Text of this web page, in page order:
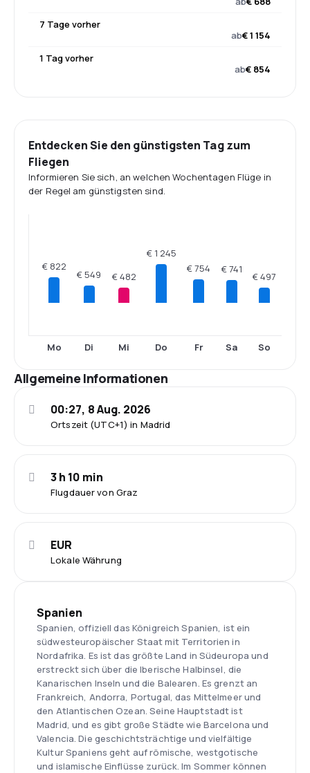
7 Tage vorher
ab€ 1 154
1 Tag vorher
ab€ 854
Entdecken Sie den günstigsten Tag zum
Fliegen
Informieren Sie sich, an welchen Wochentagen Flüge in
der Regel am günstigsten sind.
€ 822
Mo
€ 549
Di
€ 482
Mi
€ 1 245
Do
€ 754
Fr
€ 741
Sa
€ 497
So
Allgemeine Informationen
Ortszeit (UTC+1) in Madrid
00:27, 8 Aug. 2026
Flugdauer von Graz
3 h 10 min
Lokale Währung
EUR
Spanien
Spanien, offiziell das Königreich Spanien, ist ein
südwesteuropäischer Staat mit Territorien in
Nordafrika. Es ist das größte Land in Südeuropa und
erstreckt sich über die Iberische Halbinsel, die
Kanarischen Inseln und die Balearen. Es grenzt an
Frankreich, Andorra, Portugal, das Mittelmeer und
den Atlantischen Ozean. Seine Hauptstadt ist
Madrid, und es gibt große Städte wie Barcelona und
Valencia. Die geschichtsträchtige und vielfältige
Kultur Spaniens geht auf römische, westgotische
und islamische Einflüsse zurück. Im Sommer können